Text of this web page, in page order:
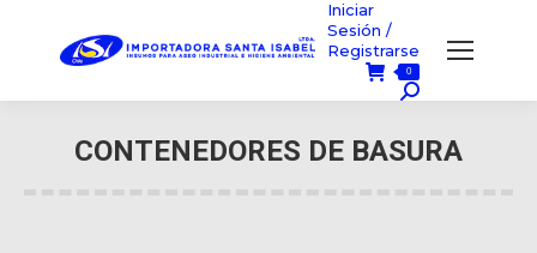
Iniciar
Sesión /
Registrarse
0
Búsqueda:
CONTENEDORES DE BASURA